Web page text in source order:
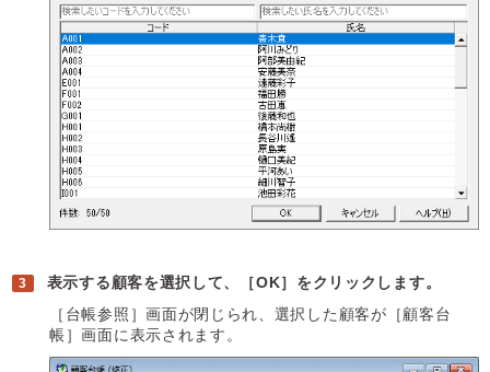
表示する顧客を選択して、［OK］をクリックします。
［台帳参照］画面が閉じられ、選択した顧客が［顧客台
帳］画面に表示されます。